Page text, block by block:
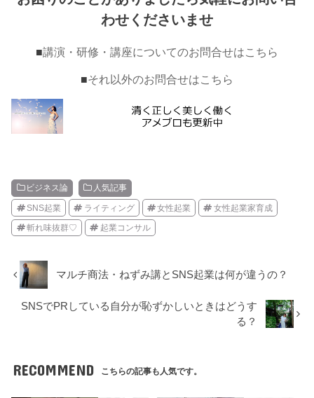
わせくださいませ
■講演・研修・講座についてのお問合せはこちら
■それ以外のお問合せはこちら
ビジネス論 人気記事
SNS起業 ライティング 女性起業 女性起業家育成
斬れ味抜群♡ 起業コンサル
マルチ商法・ねずみ講とSNS起業は何が違うの？
SNSでPRしている自分が恥ずかしいときはどうす
る？
RECOMMEND こちらの記事も人気です。